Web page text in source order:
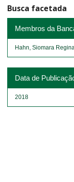
Busca facetada
Membros da
Hahn, Siomara Regina
Data de
2018